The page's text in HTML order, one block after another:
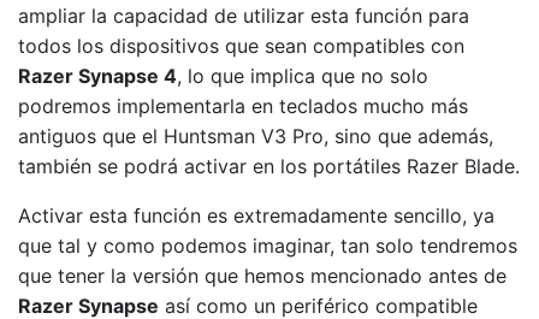
ampliar la capacidad de utilizar esta función para
todos los dispositivos que sean compatibles con
Razer Synapse 4, lo que implica que no solo
podremos implementarla en teclados mucho más
antiguos que el Huntsman V3 Pro, sino que además,
también se podrá activar en los portátiles Razer Blade.
Activar esta función es extremadamente sencillo, ya
que tal y como podemos imaginar, tan solo tendremos
que tener la versión que hemos mencionado antes de
Razer Synapse así como un periférico compatible